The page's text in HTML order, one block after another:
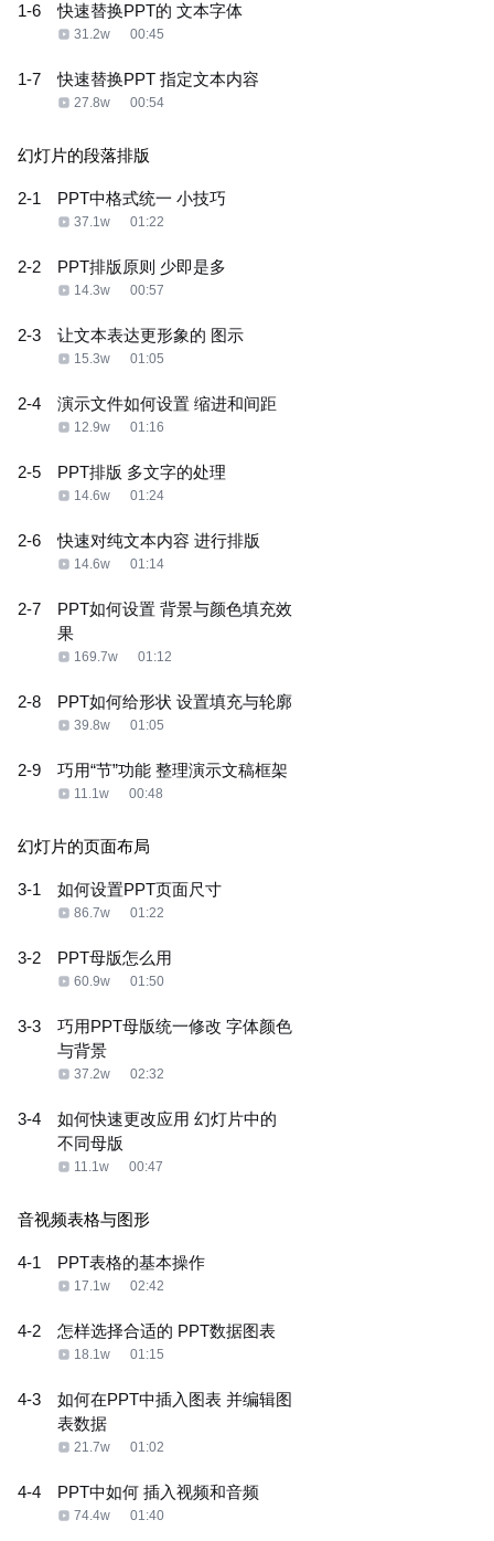
1-6 快速替换PPT的 文本字体
31.2w 00:45
1-7 快速替换PPT 指定文本内容
27.8w 00:54
幻灯片的段落排版
2-1 PPT中格式统一 小技巧
37.1w 01:22
2-2 PPT排版原则 少即是多
14.3w 00:57
2-3 让文本表达更形象的 图示
15.3w 01:05
2-4 演示文件如何设置 缩进和间距
12.9w 01:16
2-5 PPT排版 多文字的处理
14.6w 01:24
2-6 快速对纯文本内容 进行排版
14.6w 01:14
2-7
PPT如何设置 背景与颜色填充效
果
169.7w 01:12
2-8 PPT如何给形状 设置填充与轮廓
39.8w 01:05
2-9 巧用“节”功能 整理演示文稿框架
11.1w 00:48
幻灯片的页面布局
3-1 如何设置PPT页面尺寸
86.7w 01:22
3-2 PPT母版怎么用
60.9w 01:50
3-3
巧用PPT母版统一修改 字体颜色
与背景
37.2w 02:32
3-4
如何快速更改应用 幻灯片中的
不同母版
11.1w 00:47
音视频表格与图形
4-1 PPT表格的基本操作
17.1w 02:42
4-2 怎样选择合适的 PPT数据图表
18.1w 01:15
4-3
如何在PPT中插入图表 并编辑图
表数据
21.7w 01:02
4-4 PPT中如何 插入视频和音频
74.4w 01:40